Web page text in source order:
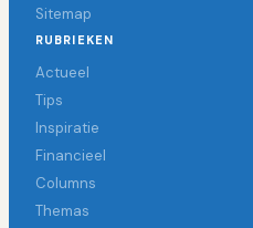
Sitemap
RUBRIEKEN
Actueel
Tips
Inspiratie
Financieel
Columns
Themas